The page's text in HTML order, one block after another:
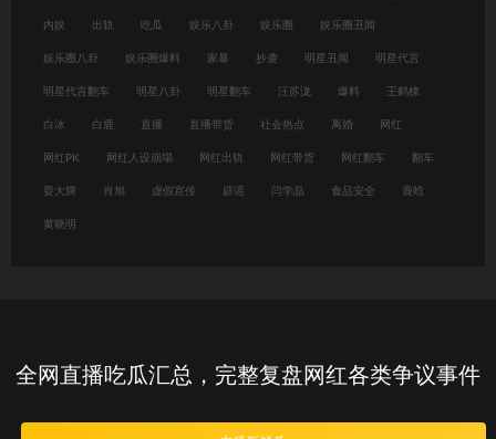
内娱 出轨 吃瓜 娱乐八卦 娱乐圈 娱乐圈丑闻
娱乐圈八卦 娱乐圈爆料 家暴 抄袭 明星丑闻 明星代言
明星代言翻车 明星八卦 明星翻车 汪苏泷 爆料 王鹤棣
白冰 白鹿 直播 直播带货 社会热点 离婚 网红
网红PK 网红人设崩塌 网红出轨 网红带货 网红翻车 翻车
耍大牌 肖旭 虚假宣传 辟谣 闫学晶 食品安全 鹿晗
黄晓明
全网直播吃瓜汇总，完整复盘网红各类争议事件